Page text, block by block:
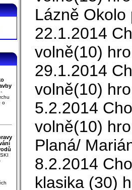
o
Lázně Okolo
22.1.2014
volně(10)
29.1.2014
volně(10)
5.2.2014
volně(10)
Planá/
8.2.2014
klasika (30)